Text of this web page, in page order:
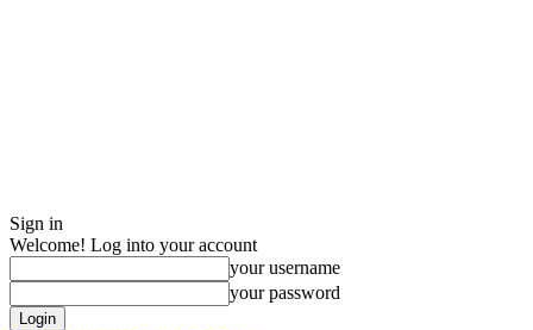
Sign in
Welcome! Log into your account
your username
your password